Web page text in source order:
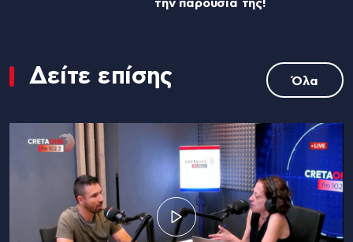
την παρουσία της!
Δείτε επίσης Όλα